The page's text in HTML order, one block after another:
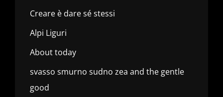
Creare è dare sé stessi
Alpi Liguri
About today
svasso smurno sudno zea and the gentle
good